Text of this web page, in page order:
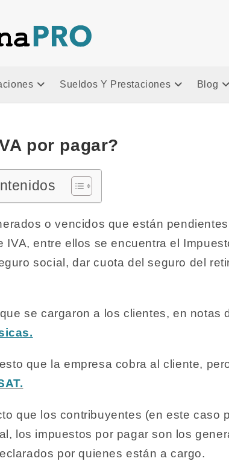
Sueldos Y Prestaciones Blog
por pagar?
o vencidos que están
entre ellos se encuentra el
social, dar cuota del seguro del
se cargaron a los clientes, en notas
que la empresa cobra al cliente,
que los contribuyentes (en este caso
los impuestos por pagar son los
por quienes están a cargo.